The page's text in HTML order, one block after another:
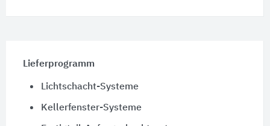
Lieferprogramm
Lichtschacht-Systeme
Kellerfenster-Systeme